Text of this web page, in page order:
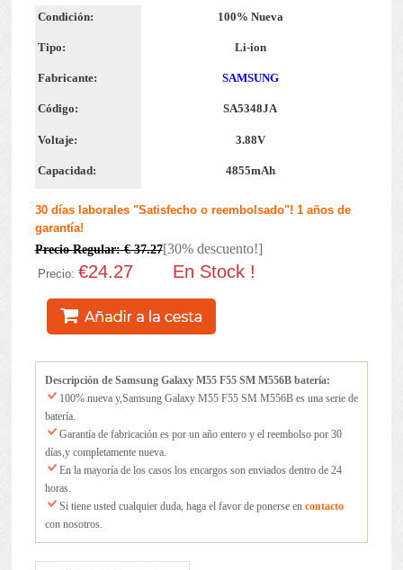
Condición: 100% Nueva
Tipo: Li-ion
Fabricante: SAMSUNG
Código: SA5348JA
Voltaje: 3.88V
Capacidad: 4855mAh
30 días laborales "Satisfecho o reembolsado"! 1 años de
garantía!
Precio Regular: € 37.27[30% descuento!]
Precio:€24.27 En Stock !
Descripción de Samsung Galaxy M55 F55 SM M556B batería:
100% nueva y,Samsung Galaxy M55 F55 SM M556B es una serie de
batería.
Garantía de fabricación es por un año entero y el reembolso por 30
días,y completamente nueva.
En la mayoría de los casos los encargos son enviados dentro de 24
horas.
Si tiene usted cualquier duda, haga el favor de ponerse en contacto
con nosotros.